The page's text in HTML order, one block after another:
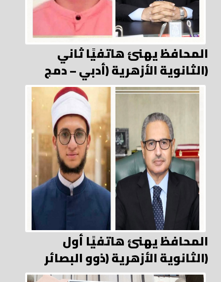
المحافظ يهنئ هاتفيًا ثاني
الثانوية الأزهرية (أدبي – دمج)
المحافظ يهنئ هاتفيًا أول
الثانوية الأزهرية (ذوو البصائر)